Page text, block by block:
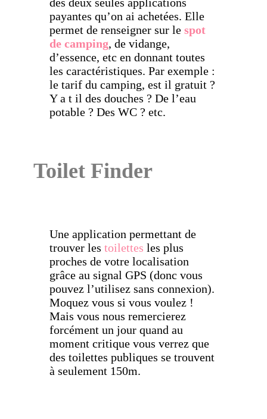
payantes qu’on ai achetées. Elle
permet de renseigner sur le spot
de camping, de vidange,
d’essence, etc en donnant toutes
les caractéristiques. Par exemple :
le tarif du camping, est il gratuit ?
Y a t il des douches ? De l’eau
potable ? Des WC ? etc.
Toilet Finder
Une application permettant de
trouver les toilettes les plus
proches de votre localisation
grâce au signal GPS (donc vous
pouvez l’utilisez sans connexion).
Moquez vous si vous voulez !
Mais vous nous remercierez
forcément un jour quand au
moment critique vous verrez que
des toilettes publiques se trouvent
à seulement 150m.